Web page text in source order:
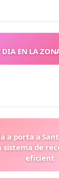
DIA EN LA
a porta a
sistema de
eficient